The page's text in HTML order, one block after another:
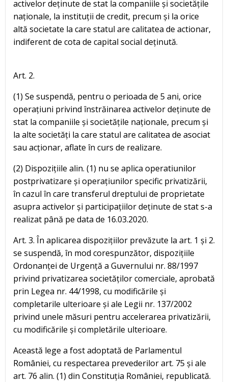
activelor deținute de stat la companiile și societățile
naționale, la instituții de credit, precum și la orice
altă societate la care statul are calitatea de actionar,
indiferent de cota de capital social deținută.
Art. 2.
(1) Se suspendă, pentru o perioada de 5 ani, orice
operațiuni privind înstrăinarea activelor deținute de
stat la companiile și societățile naționale, precum și
la alte societăți la care statul are calitatea de asociat
sau acționar, aflate în curs de realizare.
(2) Dispozițiile alin. (1) nu se aplica operatiunilor
postprivatizare și operațiunilor specific privatizării,
în cazul în care transferul dreptului de proprietate
asupra activelor și participațiilor deținute de stat s-a
realizat până pe data de 16.03.2020.
Art. 3. În aplicarea dispozițiilor prevăzute la art. 1 și 2.
se suspendă, în mod corespunzător, dispozițiile
Ordonanței de Urgență a Guvernului nr. 88/1997
privind privatizarea societăților comerciale, aprobată
prin Legea nr. 44/1998, cu modificările și
completarile ulterioare și ale Legii nr. 137/2002
privind unele măsuri pentru accelerarea privatizării,
cu modificările și completările ulterioare.
Această lege a fost adoptată de Parlamentul
României, cu respectarea prevederilor art. 75 și ale
art. 76 alin. (1) din Constituția României, republicată.